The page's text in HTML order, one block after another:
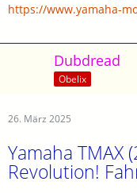
https://www.yamaha-
Dubdread
Obelix
26. März 2025
Yamaha TMAX
Revolution!